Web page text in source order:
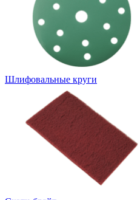
Шлифовальные круги